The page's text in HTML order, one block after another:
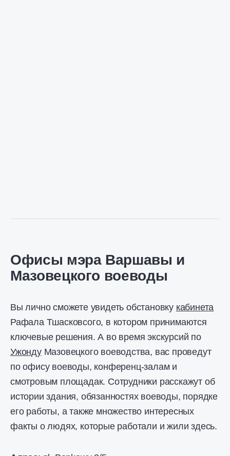
Офисы мэра Варшавы и
Мазовецкого воеводы
Вы лично сможете увидеть обстановку кабинета
Рафала Тшасковсого, в котором принимаются
ключевые решения. А во время экскурсий по
УжондуМазовецкого воеводства, вас проведут
по офису воеводы, конференц-залам и
смотровым площадак. Сотрудники расскажут об
истории здания, обязанностях воеводы, порядке
его работы, а также множество интересных
факты о людях, которые работали и жили здесь.